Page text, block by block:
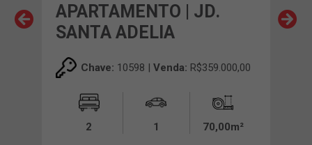
APARTAMENTO | JD.
SANTA ADELIA
Chave: 10598 | Venda: R$359.000,00
2 1 70,00m²